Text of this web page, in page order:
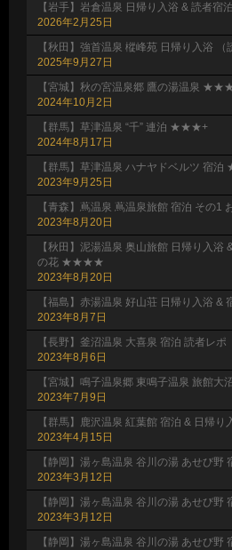
【岩手】岩倉温泉 日帰り入浴 & 読者
2026年2月25日
【秋田】強首温泉 樅峰苑 日帰り入浴
2025年9月27日
【宮城】秋の宮温泉郷 鷹の湯温泉
2024年10月2日
【群馬】草津温泉 “千” 連泊 ★★★+
2024年8月17日
【群馬】草津温泉 ハナヤドベルツ 宿
2023年9月25日
【青森】蔦温泉 蔦温泉旅館 宿泊 そ
2023年8月20日
【秋田】泥湯温泉 奥山旅館 日帰り入浴
の花 ★★★★
2023年8月20日
【福島】赤湯温泉 好山荘 日帰り入浴
2023年8月7日
【長野】釜沼温泉 大喜泉 宿泊 読者レポ
2023年8月6日
【宮城】鳴子温泉郷 東鳴子温泉 旅館大
2023年7月9日
【群馬】鹿沢温泉 紅葉館 宿泊 & 日
2023年4月15日
【静岡】湯ヶ島温泉 谷川の湯 あせび野
2023年3月12日
【静岡】湯ヶ島温泉 谷川の湯 あせび野
2023年3月12日
【静岡】湯ヶ島温泉 谷川の湯 あせび野